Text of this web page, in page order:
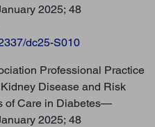
2025; 48
dc25-S010
Professional Practice
Disease and Risk
of Care in Diabetes—
2025; 48